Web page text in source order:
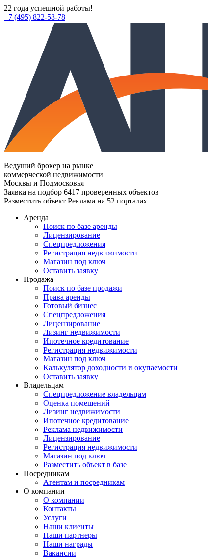
22 года успешной работы!
+7 (495) 822-58-78
Ведущий брокер на рынке
коммерческой недвижимости
Москвы и Подмосковья
Заявка на подбор 6417 проверенных объектов
Разместить объект Реклама на 52 порталах
Аренда
Поиск по базе аренды
Лицензирование
Спецпредложения
Регистрация недвижимости
Магазин под ключ
Оставить заявку
Продажа
Поиск по базе продажи
Права аренды
Готовый бизнес
Спецпредложения
Лицензирование
Лизинг недвижимости
Ипотечное кредитование
Регистрация недвижимости
Магазин под ключ
Калькулятор доходности и окупаемости
Оставить заявку
Владельцам
Спецпредложение владельцам
Оценка помещений
Лизинг недвижимости
Ипотечное кредитование
Реклама недвижимости
Лицензирование
Регистрация недвижимости
Магазин под ключ
Разместить объект в базе
Посредникам
Агентам и посредникам
О компании
О компании
Контакты
Услуги
Наши клиенты
Наши партнеры
Наши награды
Вакансии